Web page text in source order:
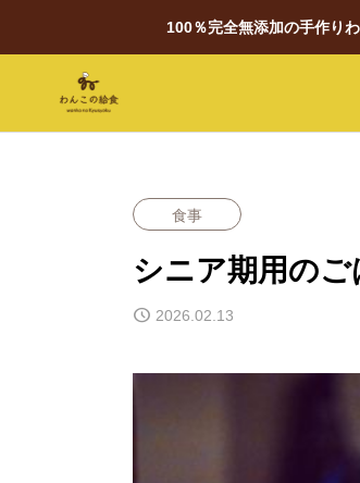
100％完全無添加の手作り
食事
シニア期用の
2026.02.13